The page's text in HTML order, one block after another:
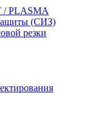
/ PLASMA
(СИЗ)
резки